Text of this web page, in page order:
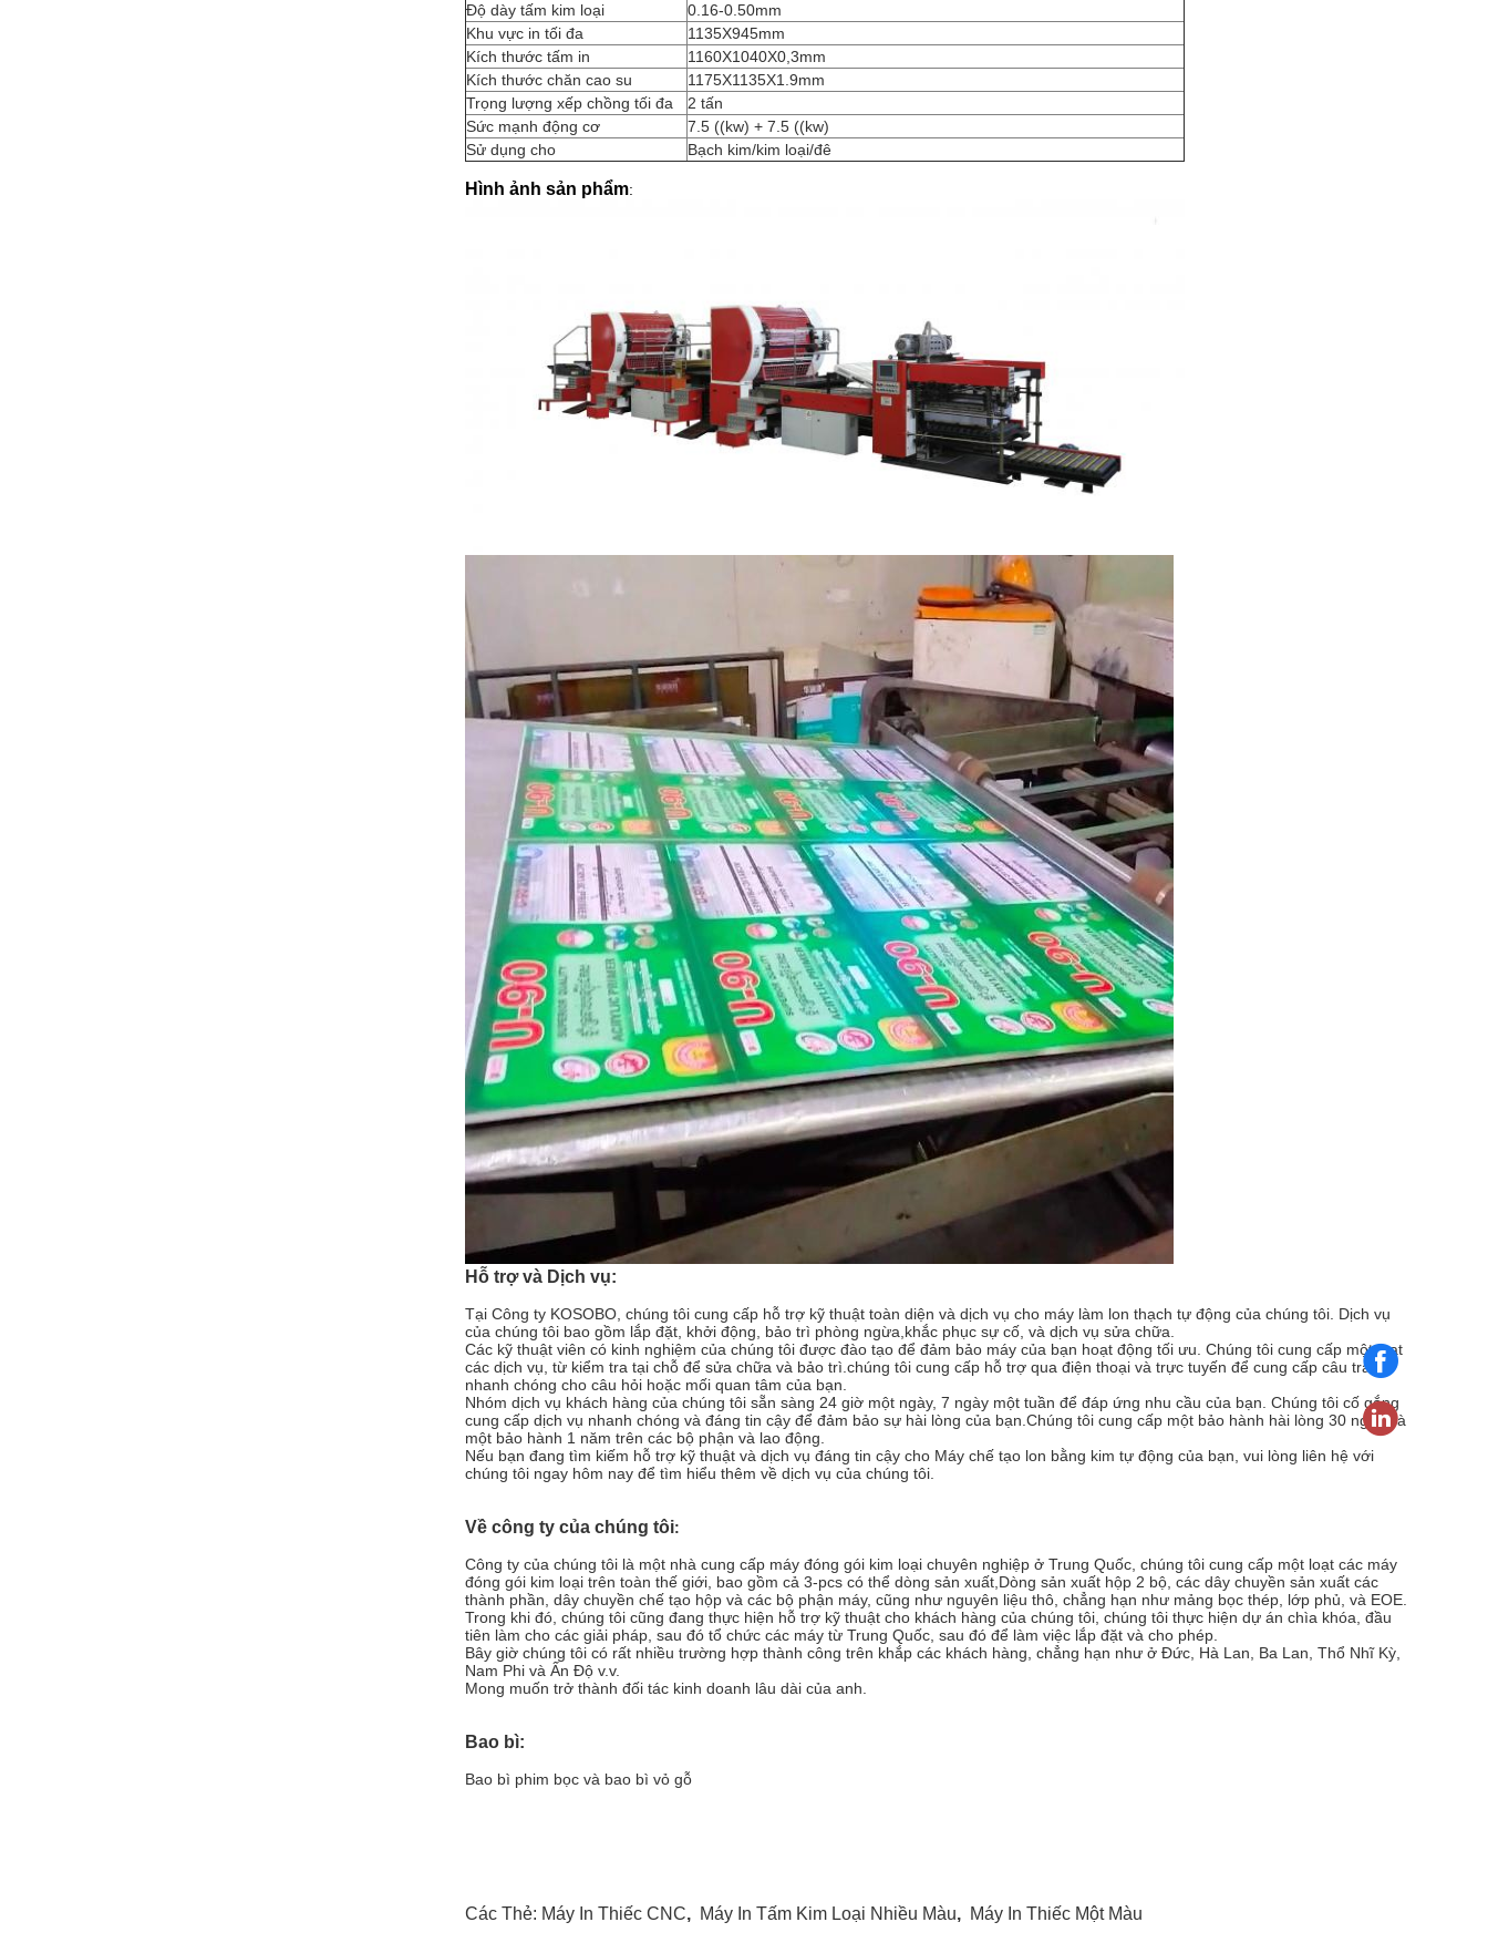
Độ dày tấm kim loại
0.16-0.50mm
Khu vực in tối đa
1135X945mm
Kích thước tấm in
1160X1040X0,3mm
Kích thước chăn cao su
1175X1135X1.9mm
Trọng lượng xếp chồng tối đa
2 tấn
Sức mạnh động cơ
7.5 ((kw) + 7.5 ((kw)
Sử dụng cho
Bạch kim/kim loại/đê
Hình ảnh sản phẩm:
Hỗ trợ và Dịch vụ:
Tại Công ty KOSOBO, chúng tôi cung cấp hỗ trợ kỹ thuật toàn diện và dịch vụ cho máy làm lon thạch tự động của chúng tôi. Dịch vụ
của chúng tôi bao gồm lắp đặt, khởi động, bảo trì phòng ngừa,khắc phục sự cố, và dịch vụ sửa chữa.
Các kỹ thuật viên có kinh nghiệm của chúng tôi được đào tạo để đảm bảo máy của bạn hoạt động tối ưu. Chúng tôi cung cấp một loạt
các dịch vụ, từ kiểm tra tại chỗ để sửa chữa và bảo trì.chúng tôi cung cấp hỗ trợ qua điện thoại và trực tuyến để cung cấp câu trả lời
nhanh chóng cho câu hỏi hoặc mối quan tâm của bạn.
Nhóm dịch vụ khách hàng của chúng tôi sẵn sàng 24 giờ một ngày, 7 ngày một tuần để đáp ứng nhu cầu của bạn. Chúng tôi cố gắng
cung cấp dịch vụ nhanh chóng và đáng tin cậy để đảm bảo sự hài lòng của bạn.Chúng tôi cung cấp một bảo hành hài lòng 30 ngày và
một bảo hành 1 năm trên các bộ phận và lao động.
Nếu bạn đang tìm kiếm hỗ trợ kỹ thuật và dịch vụ đáng tin cậy cho Máy chế tạo lon bằng kim tự động của bạn, vui lòng liên hệ với
chúng tôi ngay hôm nay để tìm hiểu thêm về dịch vụ của chúng tôi.
Về công ty của chúng tôi:
Công ty của chúng tôi là một nhà cung cấp máy đóng gói kim loại chuyên nghiệp ở Trung Quốc, chúng tôi cung cấp một loạt các máy
đóng gói kim loại trên toàn thế giới, bao gồm cả 3-pcs có thể dòng sản xuất,Dòng sản xuất hộp 2 bộ, các dây chuyền sản xuất các
thành phần, dây chuyền chế tạo hộp và các bộ phận máy, cũng như nguyên liệu thô, chẳng hạn như mảng bọc thép, lớp phủ, và EOE.
Trong khi đó, chúng tôi cũng đang thực hiện hỗ trợ kỹ thuật cho khách hàng của chúng tôi, chúng tôi thực hiện dự án chìa khóa, đầu
tiên làm cho các giải pháp, sau đó tổ chức các máy từ Trung Quốc, sau đó để làm việc lắp đặt và cho phép.
Bây giờ chúng tôi có rất nhiều trường hợp thành công trên khắp các khách hàng, chẳng hạn như ở Đức, Hà Lan, Ba Lan, Thổ Nhĩ Kỳ,
Nam Phi và Ấn Độ v.v.
Mong muốn trở thành đối tác kinh doanh lâu dài của anh.
Bao bì:
Bao bì phim bọc và bao bì vỏ gỗ
Các Thẻ: Máy In Thiếc CNC, Máy In Tấm Kim Loại Nhiều Màu, Máy In Thiếc Một Màu